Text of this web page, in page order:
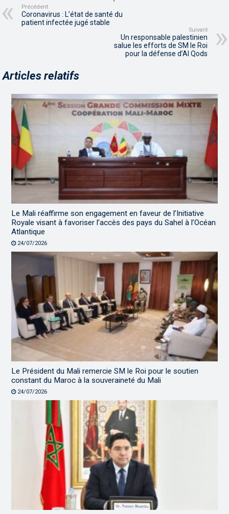
Précédent
Coronavirus : L’état de santé du
patient infectée jugé stable
Suivant
Un responsable palestinien
salue les efforts de SM le Roi
pour la défense d’Al Qods
Articles relatifs
Le Mali réaffirme son engagement en faveur de l’Initiative
Royale visant à favoriser l’accès des pays du Sahel à l’Océan
Atlantique
24/07/2026
Le Président du Mali remercie SM le Roi pour le soutien
constant du Maroc à la souveraineté du Mali
24/07/2026